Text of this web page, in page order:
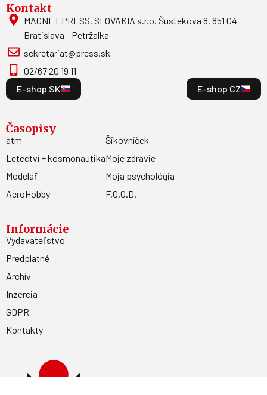
Kontakt
MAGNET PRESS, SLOVAKIA s.r.o. Šustekova 8, 851 04
Bratislava - Petržalka
sekretariat@press.sk
02/67 20 19 11
E-shop SK
E-shop CZ
Časopisy
atm
Letectví + kosmonautika
Modelář
AeroHobby
Šikovníček
Moje zdravie
Moja psychológia
F.O.O.D.
Informácie
Vydavateľstvo
Predplatné
Archív
Inzercia
GDPR
Kontakty